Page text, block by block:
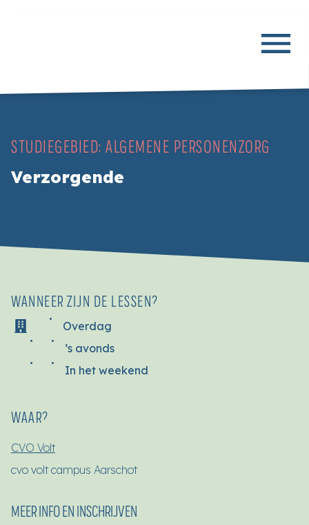
STUDIEGEBIED: ALGEMENE PERSONENZORG
Verzorgende
WANNEER ZIJN DE LESSEN?
Overdag
’s avonds
In het weekend
WAAR?
CVO Volt
cvo volt campus Aarschot
MEER INFO EN INSCHRIJVEN